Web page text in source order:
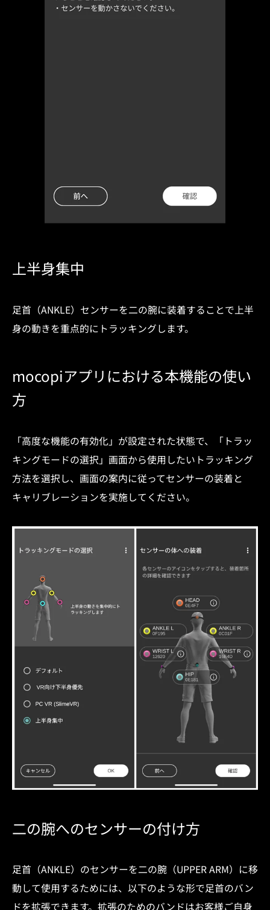
上半身集中
足首（ANKLE）センサーを二の腕に装着することで上半
身の動きを重点的にトラッキングします。​
mocopiアプリにおける本機能の使い
方
「高度な機能の有効化」が設定された状態で、「トラッ
キングモードの選択」画面から使用したいトラッキング
方法を選択し、画面の案内に従ってセンサーの装着と
キャリブレーションを実施してください。
二の腕へのセンサーの付け方
足首（ANKLE）のセンサーを二の腕（UPPER ARM）に移
動して使用するためには、以下のような形で足首のバン
ドを拡張できます。拡張のためのバンドはお客様ご自身